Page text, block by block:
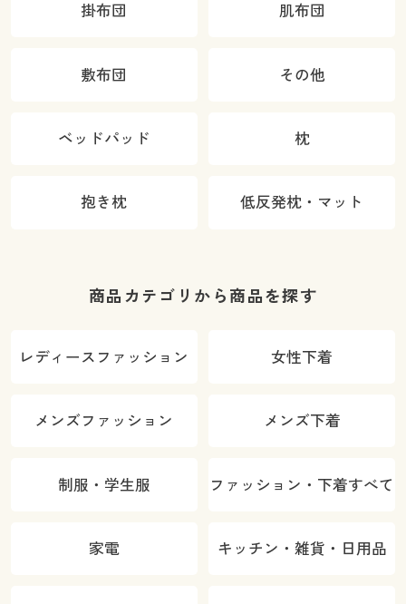
掛布団 肌布団
敷布団 その他
ベッドパッド 枕
抱き枕 低反発枕・マット
商品カテゴリから商品を探す
レディースファッション 女性下着
メンズファッション メンズ下着
制服・学生服 ファッション・下着すべて
家電 キッチン・雑貨・日用品